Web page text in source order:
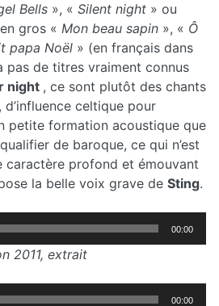
Bells », « Silent night » ou
gros « Mon beau sapin », « Ô
papa Noël » (en français dans
pas de titres vraiment connus
night , ce sont plutôt des chants
d’influence celtique pour
petite formation acoustique que
de baroque, ce qui n’est
caractère profond et émouvant
la belle voix grave de Sting.
00:00
2011, extrait
00:00